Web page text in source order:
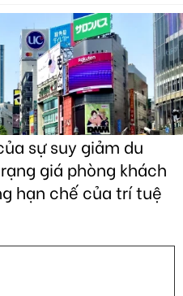
sự suy giảm du
giá phòng khách
hạn chế của trí tuệ